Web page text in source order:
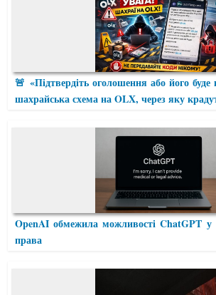
🚨 «Підтвердіть оголошення або його
шахрайська схема на OLX, через яку
OpenAI обмежила можливості ChatGPT у
права